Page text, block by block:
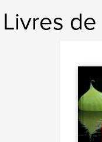
Livres